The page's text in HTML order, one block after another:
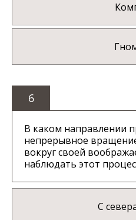
6
В каком направлении
непрерывное
вокруг своей
наблюдать этот
С